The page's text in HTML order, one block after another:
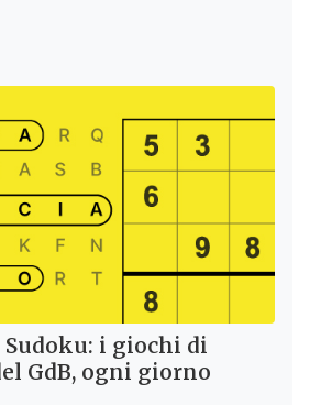
Sudoku: i giochi di
GdB, ogni giorno